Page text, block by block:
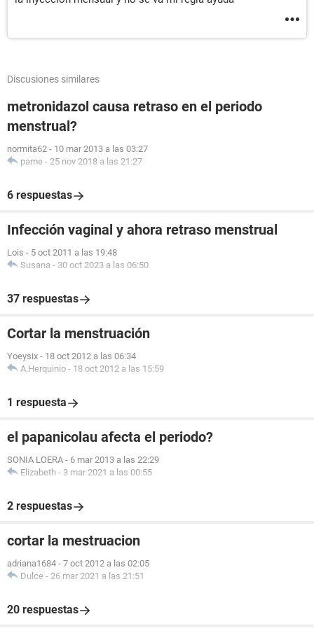
Discusiones similares
metronidazol causa retraso en el periodo
menstrual?
normita62 - 10 mar 2013 a las 03:27
pame - 25 nov 2018 a las 21:27
6 respuestas
Infección vaginal y ahora retraso menstrual
Lois - 5 oct 2011 a las 19:48
Susana - 30 oct 2023 a las 06:50
37 respuestas
Cortar la menstruación
Yoeysix - 18 oct 2012 a las 06:34
A.Herquinio - 18 oct 2012 a las 15:59
1 respuesta
el papanicolau afecta el periodo?
SONIA LOERA - 6 mar 2013 a las 22:29
Elizabeth - 3 mar 2021 a las 00:55
2 respuestas
cortar la mestruacion
adriana1684 - 7 oct 2012 a las 02:05
Dulce - 26 mar 2021 a las 21:51
20 respuestas